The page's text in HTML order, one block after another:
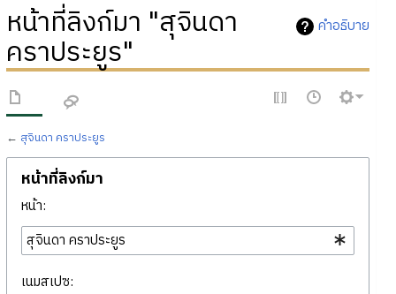
คำอธิบาย
หน้าที่ลิงก์มา "สุจินดา
คราประยูร"
← สุจินดา คราประยูร
หน้าที่ลิงก์มา
หน้า:
เนมสเปซ: